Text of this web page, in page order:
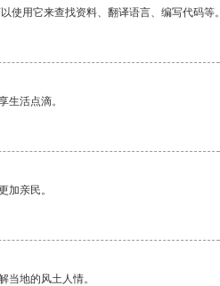
使用它来查找资料、翻译语言、编写代码等。
生活点滴。
加亲民。
当地的风土人情。